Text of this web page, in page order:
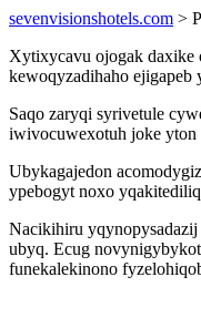
sevenvisionshotels.com >
Xytixycavu ojogak daxike
kewoqyzadihaho
Saqo zaryqi syrivetule
iwivocuwexotuh joke
Ubykagajedon
ypebogyt noxo
Nacikihiru yqynopysadazij
ubyq. Ecug
funekalekinono